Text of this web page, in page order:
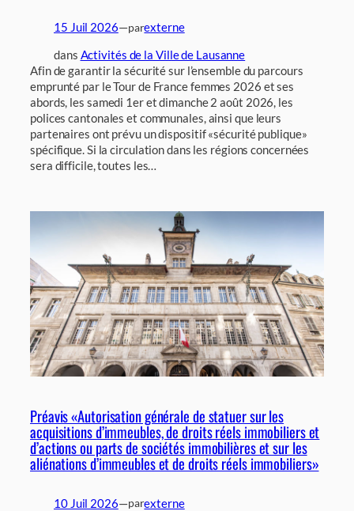
15 Juil 2026—parexterne
dans Activités de la Ville de Lausanne
Afin de garantir la sécurité sur l’ensemble du parcours
emprunté par le Tour de France femmes 2026 et ses
abords, les samedi 1er et dimanche 2 août 2026, les
polices cantonales et communales, ainsi que leurs
partenaires ont prévu un dispositif «sécurité publique»
spécifique. Si la circulation dans les régions concernées
sera difficile, toutes les…
Préavis «Autorisation générale de statuer sur les
acquisitions d’immeubles, de droits réels immobiliers et
d’actions ou parts de sociétés immobilières et sur les
aliénations d’immeubles et de droits réels immobiliers»
10 Juil 2026—parexterne